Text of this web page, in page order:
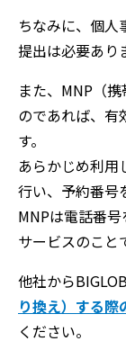
ちなみに、個人
提出は必要あり
また、MNP（
のであれば、有
す。
あらかじめ利用
行い、予約番号
MNPは電話番
サービスのこと
他社から
り換え）する
ください。